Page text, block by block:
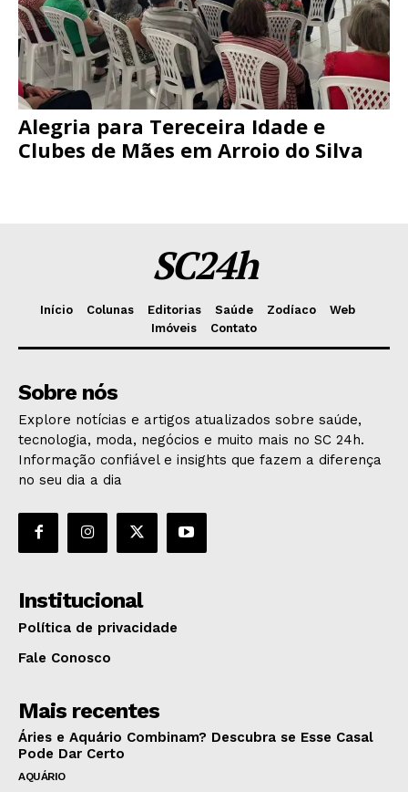
Alegria para Tereceira Idade e
Clubes de Mães em Arroio do Silva
SC24h
Início Colunas Editorias Saúde Zodíaco
Web
Imóveis
Contato
Sobre nós
Explore notícias e artigos atualizados sobre saúde,
tecnologia, moda, negócios e muito mais no SC 24h.
Informação confiável e insights que fazem a diferença
no seu dia a dia
Institucional
Política de privacidade
Fale Conosco
Mais recentes
Áries e Aquário Combinam? Descubra se Esse Casal
Pode Dar Certo
AQUÁRIO